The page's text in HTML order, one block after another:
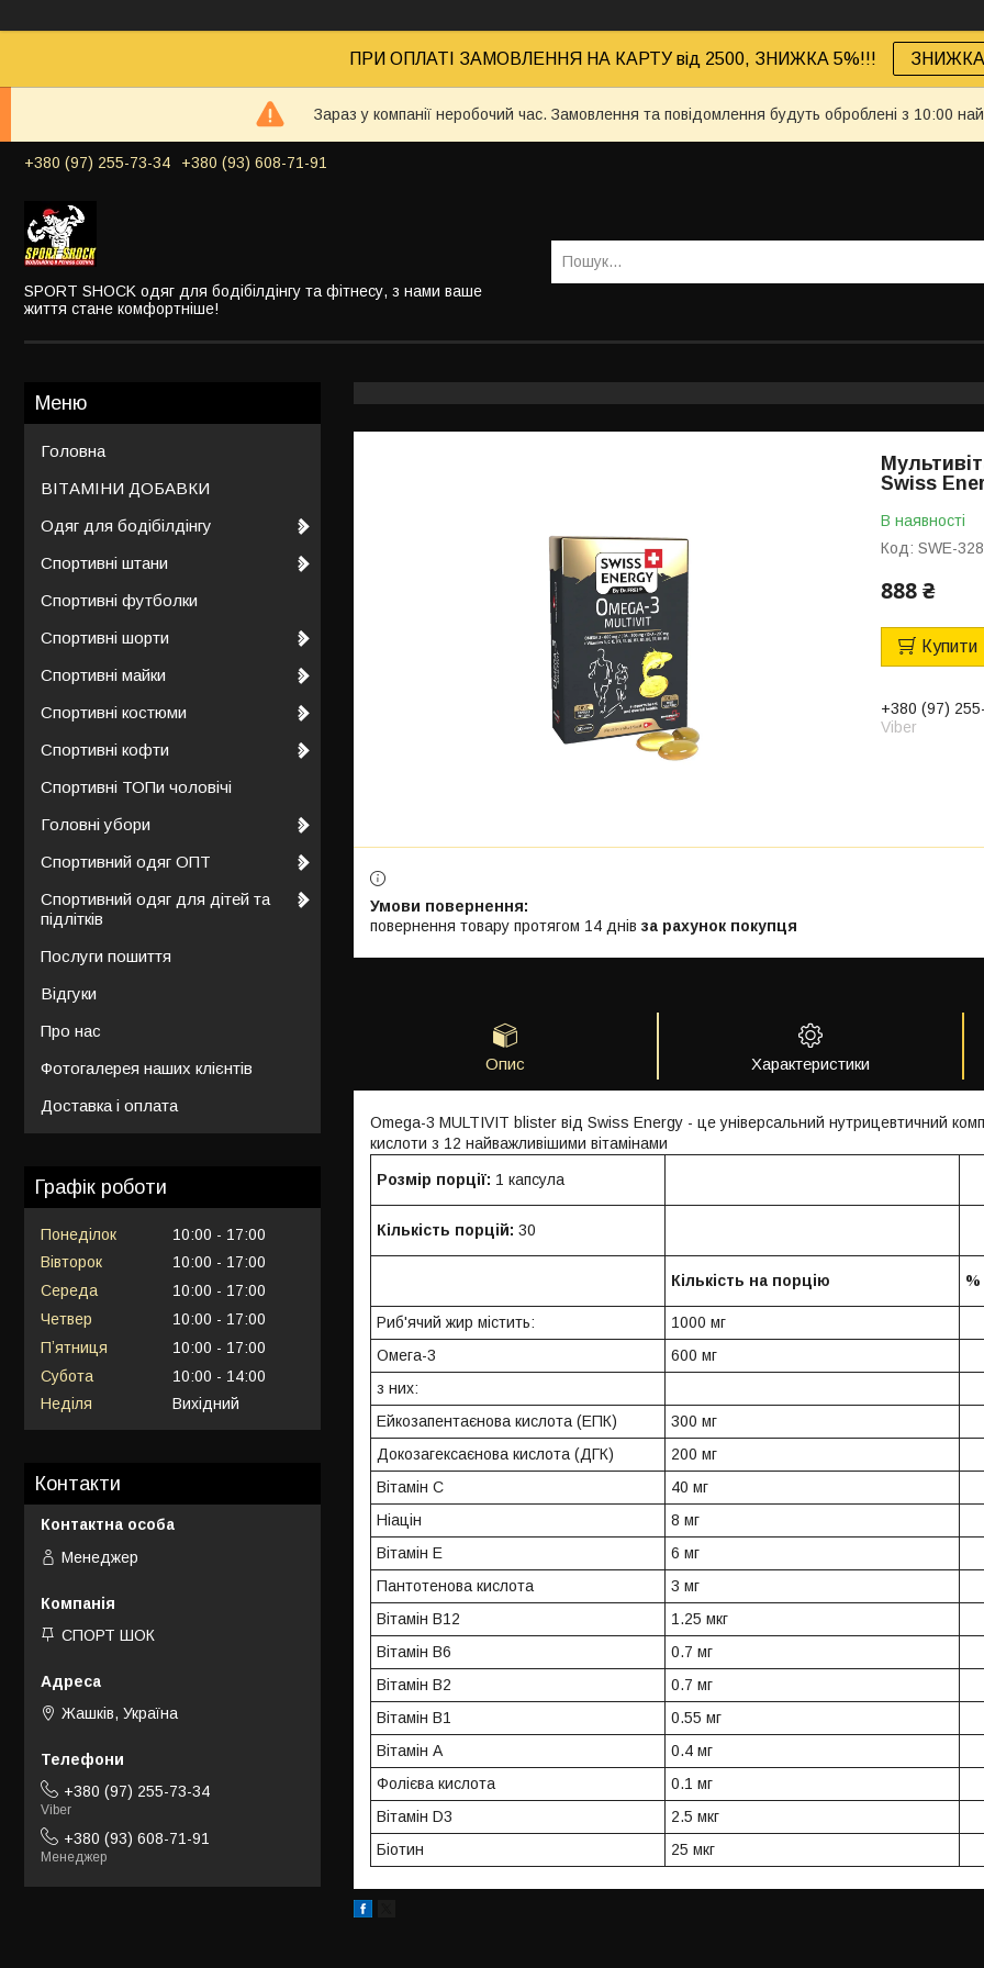
ПРИ ОПЛАТІ ЗАМОВЛЕННЯ НА КАРТУ від 2500, ЗНИЖКА 5%!!! ЗНИЖКА
Зараз у компанії неробочий час. Замовлення та повідомлення будуть оброблені з 10:00
+380 (97) 255-73-34 +380 (93) 608-71-91
SPORT SHOCK одяг для бодібілдінгу та фітнесу, з нами ваше
життя стане комфортніше!
Swiss
В наявності
Код: SWE-
888 ₴
Купити
+380 (97)
Viber
повернення товару протягом 14 днів за рахунок покупця
Опис Характеристики
Omega-3 MULTIVIT blister від Swiss Energy - це універсальний нутрицевтичний
кислоти з 12 найважливішими вітамінами
Розмір порції: 1 капсула
Кількість порцій: 30
Кількість на порцію
Риб'ячий жир містить:
1000 мг
Омега-3
600 мг
з них:
Ейкозапентаєнова кислота (ЕПК)
300 мг
Докозагексаєнова кислота (ДГК)
200 мг
Вітамін C
40 мг
Ніацін
8 мг
Вітамін E
6 мг
Пантотенова кислота
3 мг
Вітамін B12
1.25 мкг
Вітамін B6
0.7 мг
Вітамін B2
0.7 мг
Вітамін B1
0.55 мг
Вітамін A
0.4 мг
Фолієва кислота
0.1 мг
Вітамін D3
2.5 мкг
Біотин
25 мкг
Головна
ВІТАМІНИ ДОБАВКИ
Одяг для бодібілдінгу
Спортивні штани
Спортивні футболки
Спортивні шорти
Спортивні майки
Спортивні костюми
Спортивні кофти
Спортивні ТОПи чоловічі
Головні убори
Спортивний одяг ОПТ
Спортивний одяг для дітей та
підлітків
Послуги пошиття
Відгуки
Про нас
Фотогалерея наших клієнтів
Доставка і оплата
Графік роботи
Понеділок 10:00
17:00
Вівторок
10:00
17:00
Середа
10:00
17:00
Четвер
10:00
17:00
Пʼятниця
10:00
17:00
Субота
10:00
14:00
Неділя
Вихідний
Контакти
Менеджер
СПОРТ ШОК
Жашків, Україна
+380 (97) 255-73-34
Viber
+380 (93) 608-71-91
Менеджер